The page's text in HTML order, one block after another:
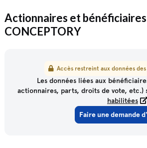
Actionnaires et
CONCEPTORY
Accès restreint aux données
Les données liées aux
actionnaires, parts, droits de vote, etc.)
habilitées
Faire une demande